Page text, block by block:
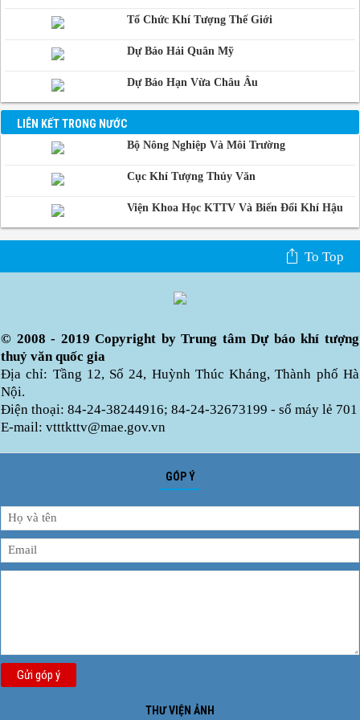
Tổ Chức Khí Tượng Thế Giới
Dự Báo Hải Quân Mỹ
Dự Báo Hạn Vừa Châu Âu
LIÊN KẾT TRONG NƯỚC
Bộ Nông Nghiệp Và Môi Trường
Cục Khí Tượng Thủy Văn
Viện Khoa Học KTTV Và Biến Đổi Khí Hậu
To Top
© 2008 - 2019 Copyright by Trung tâm Dự báo khí tượng
thuỷ văn quốc gia
Địa chỉ: Tầng 12, Số 24, Huỳnh Thúc Kháng, Thành phố Hà
Nội.
Điện thoại: 84-24-38244916; 84-24-32673199 - số máy lẻ 701
E-mail: vtttkttv@mae.gov.vn
GÓP Ý
Gửi góp ý
THƯ VIỆN ẢNH